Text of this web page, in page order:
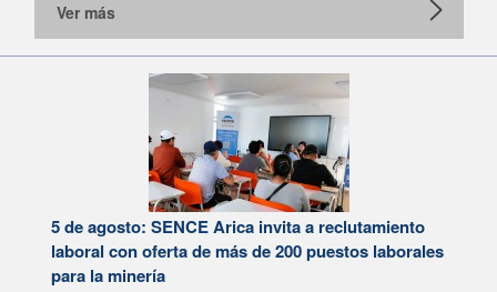
Ver más
5 de agosto: SENCE Arica invita a reclutamiento
laboral con oferta de más de 200 puestos laborales
para la minería